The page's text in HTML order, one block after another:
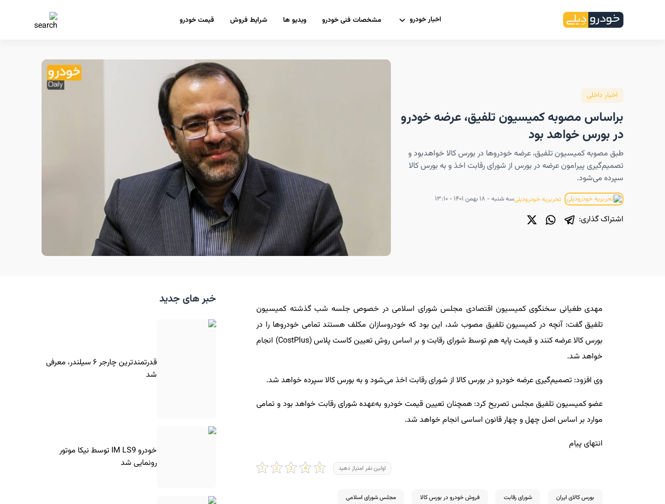
اخبار خودرو مشخصات فنی خودرو ویدیو ها شرایط فروش قیمت خودرو
اخبار داخلی
براساس مصوبه کمیسیون تلفیق، عرضه خودرو
در بورس خواهد بود
طبق مصوبه کمیسیون تلفیق، عرضه خودروها در بورس کالا خواهدبود و
تصمیم‌گیری پیرامون عرضه در بورس از شورای رقابت اخذ و به بورس کالا
سپرده می‌شود.
تحریریه خودرودیلیسه شنبه - ۱۸ بهمن ۱۴۰۱ - ۱۳:۱۰
اشتراک گذاری:
مهدی طغیانی سخنگوی کمیسیون اقتصادی مجلس شورای اسلامی در خصوص جلسه شب گذشته کمیسیون
تلفیق گفت: آنچه در کمیسیون تلفیق مصوب شد، این بود که خودروسازان مکلف هستند تمامی خودروها را در
بورس کالا عرضه کنند و قیمت پایه هم توسط شورای رقابت و بر اساس روش تعیین کاست پلاس (CostPlus) انجام
خواهد شد.
وی افزود: تصمیم‌گیری عرضه خودرو در بورس کالا از شورای رقابت اخذ می‌شود و به بورس کالا سپرده خواهد شد.
عضو کمیسیون تلفیق مجلس تصریح کرد: همچنان تعیین قیمت خودرو به‌عهده شورای رقابت خواهد بود و تمامی
موارد بر اساس اصل چهل و چهار قانون اساسی انجام خواهد شد.
انتهای پیام
اولین نفر امتیاز دهید
بورس کالای ایران شورای رقابت فروش خودرو در بورس کالا مجلس شورای اسلامی
خبر های جدید
قدرتمندترین چارجر ۶ سیلندر، معرفی
شد
خودرو IM LS9 توسط نیکا موتور
رونمایی شد